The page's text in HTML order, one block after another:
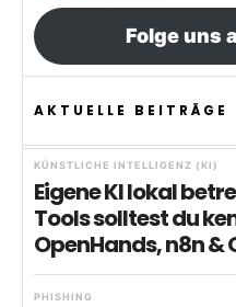
Folge uns
AKTUELLE BEITRÄGE
KÜNSTLICHE INTELLIGENZ (KI)
Eigene KI lokal
Tools solltest du
OpenHands, n8n &
PHISHING